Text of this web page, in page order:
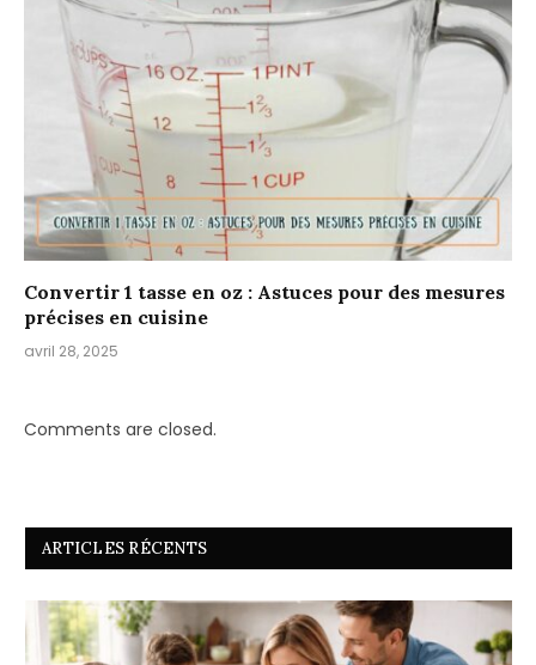
Convertir 1 tasse en oz : Astuces pour des mesures
précises en cuisine
avril 28, 2025
Comments are closed.
ARTICLES RÉCENTS